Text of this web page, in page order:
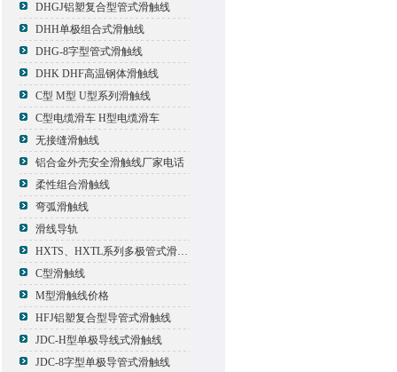
DHGJ铝塑复合型管式滑触线
DHH单极组合式滑触线
DHG-8字型管式滑触线
DHK DHF高温钢体滑触线
C型 M型 U型系列滑触线
C型电缆滑车 H型电缆滑车
无接缝滑触线
铝合金外壳安全滑触线厂家电话
柔性组合滑触线
弯弧滑触线
滑线导轨
HXTS、HXTL系列多极管式滑触线报价
C型滑触线
M型滑触线价格
HFJ铝塑复合型导管式滑触线
JDC-H型单极导线式滑触线
JDC-8字型单极导管式滑触线